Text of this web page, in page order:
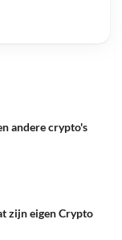
andere crypto's
zijn eigen Crypto